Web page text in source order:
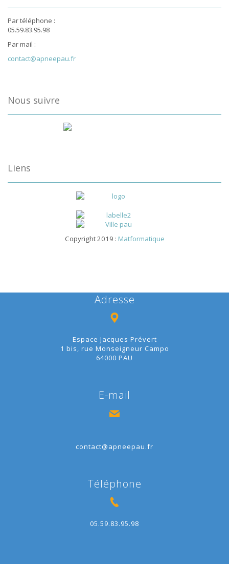
Par téléphone :
05.59.83.95.98
Par mail :
contact@apneepau.fr
Nous suivre
Liens
Copyright 2019 : Matformatique
Adresse
Espace Jacques Prévert
1 bis, rue Monseigneur Campo
64000 PAU
E-mail
contact@apneepau.fr
Téléphone
05.59.83.95.98